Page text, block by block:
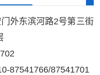
外东滨河路2号第三街
87541766/87541701